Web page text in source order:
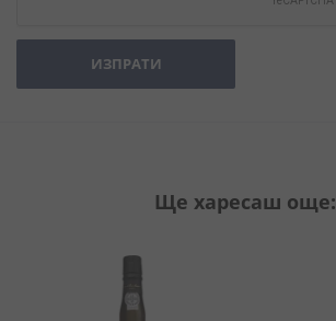
ИЗПРАТИ
Ще харесаш още: